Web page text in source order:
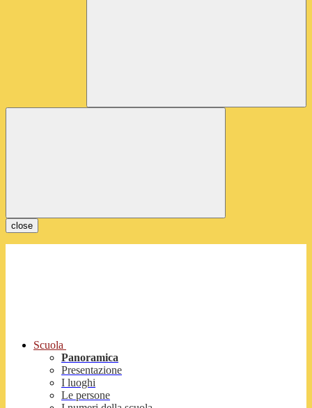
close
Scuola
Panoramica
Presentazione
I luoghi
Le persone